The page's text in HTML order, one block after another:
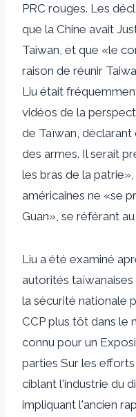
PRC rouges. Les
que la Chine avait
Taiwan, et que «le
raison de réunir
Liu était
vidéos de la
de Taïwan, déclarant
des armes. Il serait
les bras de la
américaines ne «se
Guan», se référant
Liu a été examiné
autorités
la sécurité nationale
CCP plus tôt dans le
connu pour un
parties Sur les
ciblant l'industrie du
impliquant l'ancien